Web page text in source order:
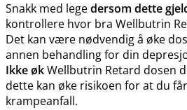
Snakk med legedersom dette
kontrollere hvor bra Wellbutrin
Det kan være nødvendig å øke
annen behandling for din
Ikke økWellbutrin Retard dosen
dette kan øke risikoen for at du
krampeanfall.